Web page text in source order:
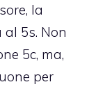
la
5s. Non
5c, ma,
per